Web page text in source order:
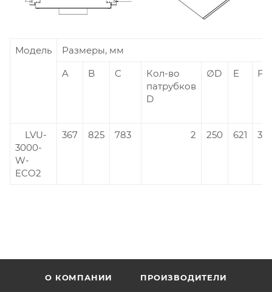
Модель
Размеры, мм
A
B C
Кол-во
патрубков
D
∅D E F
LVU-
3000-
W-
ECO2
367 825 783 2 250 621 321
О КОМПАНИИ ПРОИЗВОДИТЕЛИ